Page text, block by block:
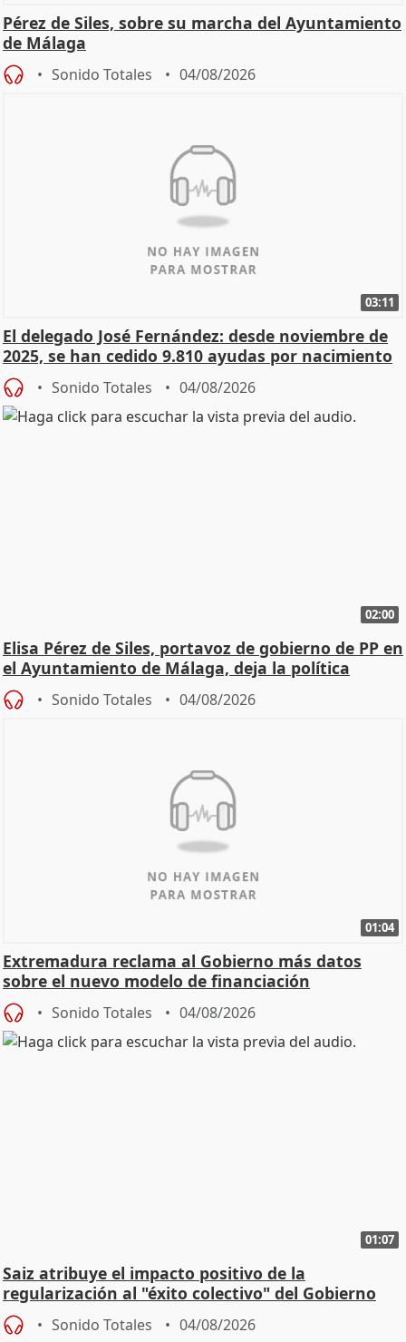
Pérez de Siles, sobre su marcha del Ayuntamiento
de Málaga
Sonido Totales 04/08/2026
03:11
El delegado José Fernández: desde noviembre de
2025, se han cedido 9.810 ayudas por nacimiento
Sonido Totales 04/08/2026
02:00
Elisa Pérez de Siles, portavoz de gobierno de PP en
el Ayuntamiento de Málaga, deja la política
Sonido Totales 04/08/2026
01:04
Extremadura reclama al Gobierno más datos
sobre el nuevo modelo de financiación
Sonido Totales 04/08/2026
01:07
Saiz atribuye el impacto positivo de la
regularización al "éxito colectivo" del Gobierno
Sonido Totales 04/08/2026